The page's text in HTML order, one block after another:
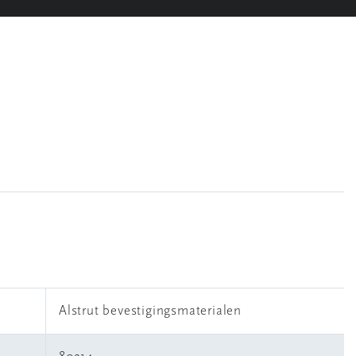
Alstrut bevestigingsmaterialen